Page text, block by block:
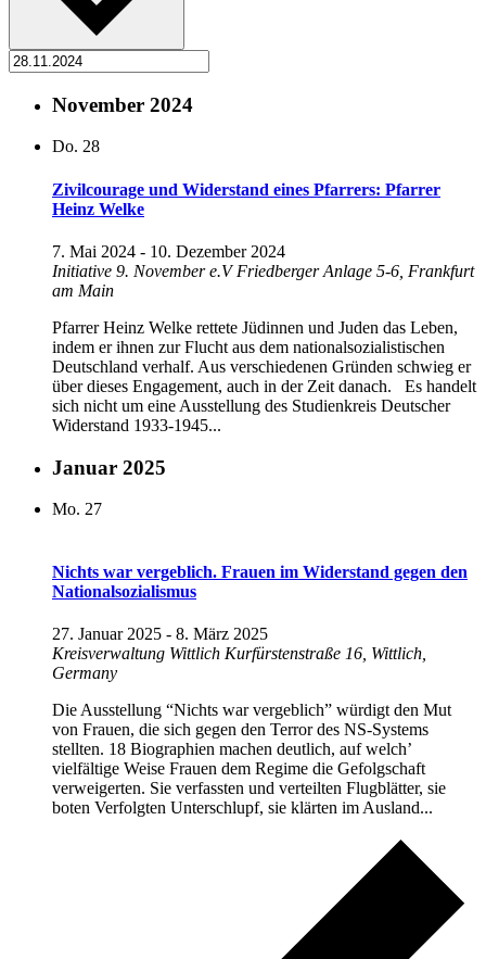
November 2024
Do. 28
Zi­vil­cou­ra­ge und Wi­der­stand ei­nes Pfar­rers: Pfar­rer
Heinz Welke
7. Mai 2024 - 10. Dezember 2024
Initiative 9. November e.VFriedberger Anlage 5-6, Frankfurt
am Main
Pfarrer Heinz Welke rettete Jüdinnen und Juden das Leben,
indem er ihnen zur Flucht aus dem nationalsozialistischen
Deutschland verhalf. Aus verschiedenen Gründen schwieg er
über dieses Engagement, auch in der Zeit danach. Es handelt
sich nicht um eine Ausstellung des Studienkreis Deutscher
Widerstand 1933-1945...
Januar 2025
Mo. 27
Nichts war ver­geb­lich. Frau­en im Wi­der­stand ge­gen den
Nationalsozialismus
27. Januar 2025 - 8. März 2025
Kreisverwaltung Wittlich Kurfürstenstraße 16, Wittlich,
Germany
Die Ausstellung “Nichts war vergeblich” würdigt den Mut
von Frauen, die sich gegen den Terror des NS-Systems
stellten. 18 Biographien machen deutlich, auf welch’
vielfältige Weise Frauen dem Regime die Gefolgschaft
verweigerten. Sie verfassten und verteilten Flugblätter, sie
boten Verfolgten Unterschlupf, sie klärten im Ausland...